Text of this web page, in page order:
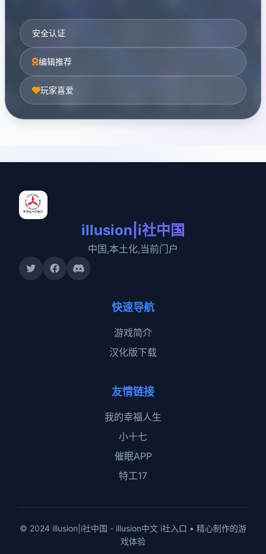
安全认证
编辑推荐
玩家喜爱
illusion|i社中国
中国,本土化,当前门户
快速导航
游戏简介
汉化版下载
友情链接
我的幸福人生
小十七
催眠APP
特工17
© 2024 illusion|i社中国 - illusion中文 i社入口 • 精心制作的游
戏体验